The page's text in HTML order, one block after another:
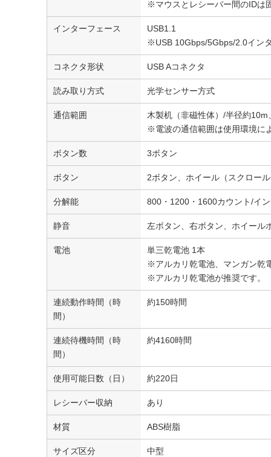
※マウスとレシーバー間のIDは
インターフェース
USB1.1
※USB 10Gbps/5Gbps/2.0イン
コネクタ形状 USB Aコネクタ
読み取り方式 光学センサー方式
通信範囲
木製机（非磁性体）/半径約
※電波の通信範囲は使用環境に
ボタン数 3ボタン
ボタン 2ボタン、ホイール（スクロー
分解能 800・1200・1600カウント/イ
静音 左ボタン、右ボタン、ホイール
電池
単三乾電池 1本
※アルカリ乾電池、マンガン乾
※アルカリ乾電池が推奨です。
連続動作時間（時
間）
約150時間
連続待機時間（時
間）
約4160時間
使用可能日数（日） 約220日
レシーバー収納 あり
材質 ABS樹脂
サイズ区分 中型